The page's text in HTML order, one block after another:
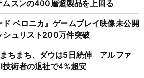
ムスンの400層超製品を上回る
ド ベロニカ』ゲームプレイ映像未公開
シュリスト200万件突破
ちまち、ダウは5日続伸 アルファ
技術者の退社で4%超安